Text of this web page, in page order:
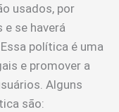
usados, por
se haverá
política é uma
e promover a
Alguns
são: